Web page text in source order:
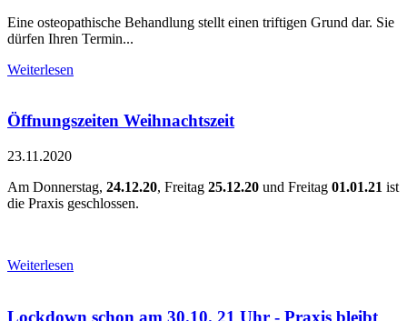
Eine osteopathische Behandlung stellt einen triftigen Grund dar. Sie
dürfen Ihren Termin...
Weiterlesen
Öffnungszeiten Weihnachtszeit
23.11.2020
Am Donnerstag, 24.12.20, Freitag 25.12.20 und Freitag 01.01.21 ist
die Praxis geschlossen.
Weiterlesen
Lockdown schon am 30.10. 21 Uhr - Praxis bleibt